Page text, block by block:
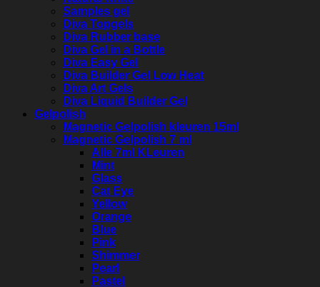
Samples gel
Diva Topgels
Diva Rubber base
Diva Gel in a Bottle
Diva Easy Gel
Diva Builder Gel Low Heat
Diva Art Gels
Diva Liquid Builder Gel
Gelpolish
Magnetic Gelpolish kleuren 15ml
Magnetic Gelpolish 7 ml
Alle 7ml KLeuren
Mint
Glass
Cat Eye
Yellow
Orange
Blue
Pink
Shimmer
Pearl
Pastel